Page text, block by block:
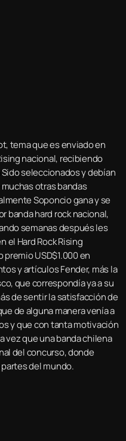
tema que es enviado en
nacional, recibiendo
seleccionados y debían
otras bandas
Soponcio gana y se
banda hard rock nacional,
semanas después les
el Hard Rock Rising
USD$1.000 en
y artículos Fender, más la
que correspondía ya a su
de sentir la satisfacción de
de alguna manera venía a
y que con tanta motivación
vez que una banda chilena
del concurso, donde
del mundo.